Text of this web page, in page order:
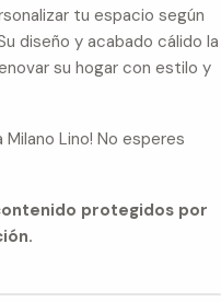
tu espacio según
diseño y acabado cálido la
su hogar con estilo y
Lino! No esperes
protegidos por